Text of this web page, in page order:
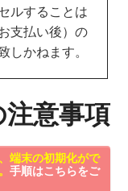
ルすることは
支払い後）の
しかねます。
意事項
端末の初期化がで
手順はこちらをご